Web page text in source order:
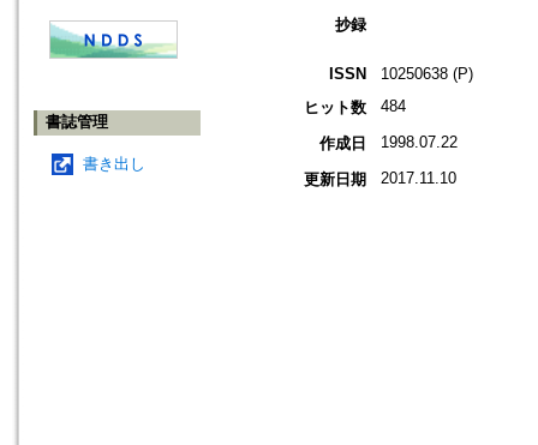
書誌管理
書き出し
抄録
ISSN
10250638 (P)
ヒット数
484
作成日 1998.07.22
更新日期 2017.11.10